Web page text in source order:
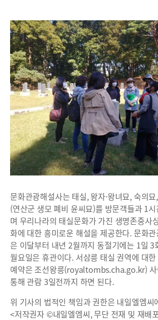
문화관광해설사는 태실, 왕자·왕녀묘, 숙의묘
(연산군 생모 폐비 윤씨묘)를 방문객들과 1
며 우리나라의 태실문화가 가진 생명존중사
화에 대한 흥미로운 해설을 제공한다. 문화
은 이달부터 내년 2월까지 동절기에는 1일 3
월요일은 휴관이다. 서삼릉 태실 권역에 대
예약은 조선왕릉(royaltombs.cha.go.kr) 사
통해 관람 3일전까지 하면 된다.
위 기사의 법적인 책임과 권한은 내일엘엠씨
<저작권자 ©내일엘엠씨, 무단 전재 및 재배